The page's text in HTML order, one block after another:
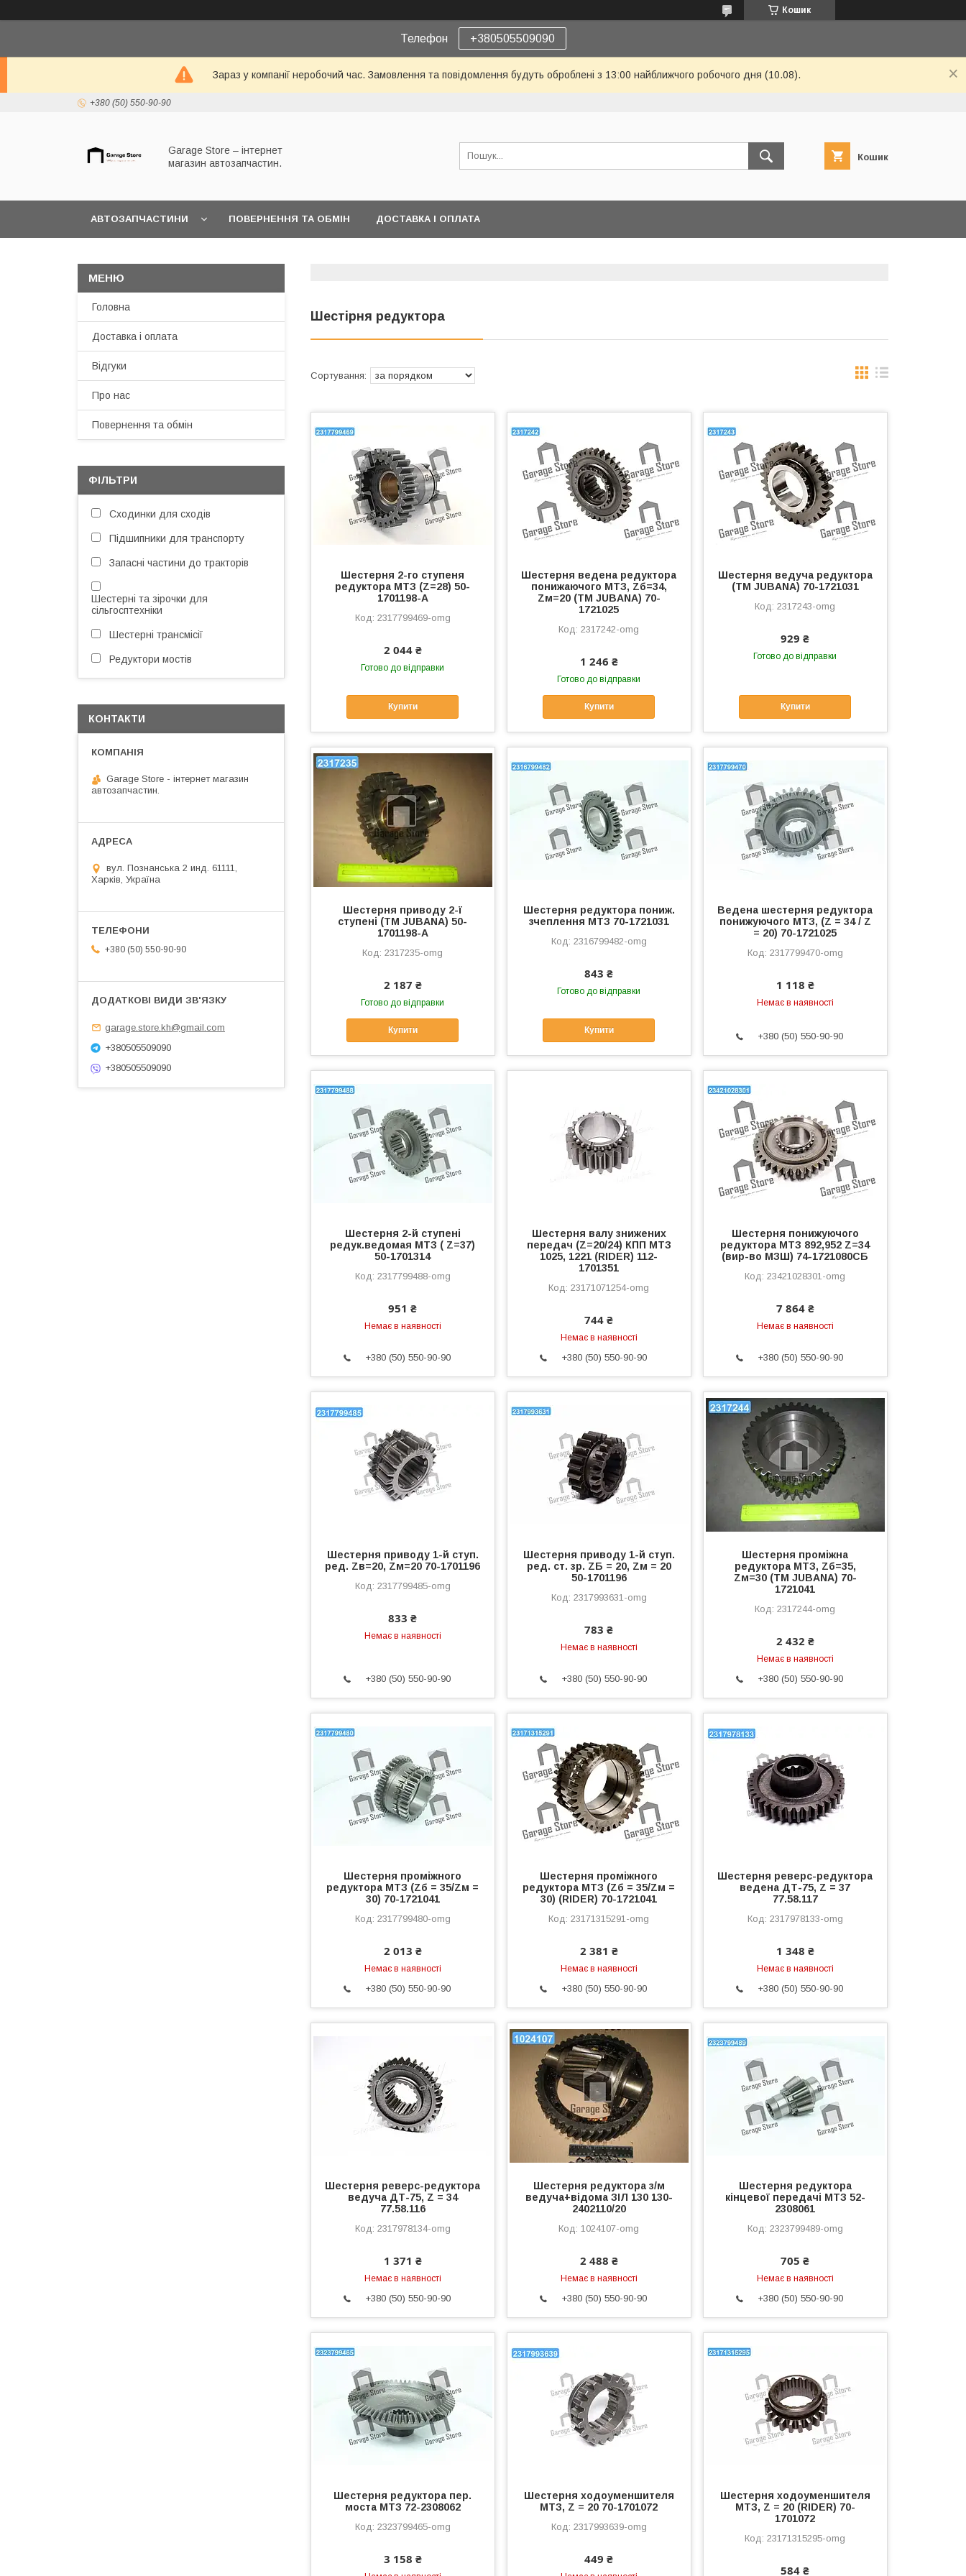
Кошик
Телефон +380505509090
Зараз у компанії неробочий час. Замовлення та повідомлення будуть оброблені з 13:00 найближчого робочого дня (10.08).
+380 (50) 550-90-90
Garage Store – інтернет
магазин автозапчастин.
Кошик
АВТОЗАПЧАСТИНИ ПОВЕРНЕННЯ ТА ОБМІН ДОСТАВКА І ОПЛАТА
Шестірня редуктора
Шестерня 2-го ступеня
редуктора МТЗ (Z=28) 50-
1701198-А
2317799469-omg
2 044 ₴
Готово до відправки
Купити
Шестерня ведена редуктора
понижаючого МТЗ, Zб=34,
Zм=20 (ТМ JUBANA) 70-
1721025
2317242-omg
1 246 ₴
Готово до відправки
Купити
Шестерня ведуча редуктора
(ТМ JUBANA) 70-1721031
2317243-omg
929 ₴
Готово до відправки
Купити
Шестерня приводу 2-ї
ступені (ТМ JUBANA) 50-
1701198-А
2317235-omg
2 187 ₴
Готово до відправки
Купити
Шестерня редуктора пониж.
зчеплення МТЗ 70-1721031
2316799482-omg
843 ₴
Готово до відправки
Купити
Ведена шестерня редуктора
понижуючого МТЗ, (Z = 34 / Z
= 20) 70-1721025
2317799470-omg
1 118 ₴
Немає в наявності
+380 (50) 550-90-90
Шестерня 2-й ступені
редук.ведомая МТЗ ( Z=37)
50-1701314
2317799488-omg
951 ₴
Немає в наявності
+380 (50) 550-90-90
Шестерня валу знижених
передач (Z=20/24) КПП МТЗ
1025, 1221 (RIDER) 112-
1701351
23171071254-omg
744 ₴
Немає в наявності
+380 (50) 550-90-90
Шестерня понижуючого
редуктора МТЗ 892,952 Z=34
(вир-во МЗШ) 74-1721080СБ
23421028301-omg
7 864 ₴
Немає в наявності
+380 (50) 550-90-90
Шестерня приводу 1-й ступ.
ред. Zв=20, Zм=20 70-1701196
2317799485-omg
833 ₴
Немає в наявності
+380 (50) 550-90-90
Шестерня приводу 1-й ступ.
ред. ст. зр. ZБ = 20, Zм = 20
50-1701196
2317993631-omg
783 ₴
Немає в наявності
+380 (50) 550-90-90
Шестерня проміжна
редуктора МТЗ, Zб=35,
Zм=30 (ТМ JUBANA) 70-
1721041
2317244-omg
2 432 ₴
Немає в наявності
+380 (50) 550-90-90
Шестерня проміжного
редуктора МТЗ (Zб = 35/Zм =
30) 70-1721041
2317799480-omg
2 013 ₴
Немає в наявності
+380 (50) 550-90-90
Шестерня проміжного
редуктора МТЗ (Zб = 35/Zм =
30) (RIDER) 70-1721041
23171315291-omg
2 381 ₴
Немає в наявності
+380 (50) 550-90-90
Шестерня реверс-редуктора
ведена ДТ-75, Z = 37
77.58.117
2317978133-omg
1 348 ₴
Немає в наявності
+380 (50) 550-90-90
Шестерня реверс-редуктора
ведуча ДТ-75, Z = 34
77.58.116
2317978134-omg
1 371 ₴
Немає в наявності
+380 (50) 550-90-90
Шестерня редуктора з/м
ведуча+відома ЗІЛ 130 130-
2402110/20
1024107-omg
2 488 ₴
Немає в наявності
+380 (50) 550-90-90
Шестерня редуктора
кінцевої передачі МТЗ 52-
2308061
2323799489-omg
705 ₴
Немає в наявності
+380 (50) 550-90-90
Шестерня редуктора пер.
моста МТЗ 72-2308062
2323799465-omg
3 158 ₴
Шестерня ходоуменшителя
МТЗ, Z = 20 70-1701072
2317993639-omg
449 ₴
Шестерня ходоуменшителя
МТЗ, Z = 20 (RIDER) 70-
1701072
23171315295-omg
584 ₴
Головна
Доставка і оплата
Відгуки
Про нас
Повернення та обмін
ФІЛЬТРИ
Сходинки для сходів
Підшипники для транспорту
Запасні частини до тракторів
Шестерні та зірочки для
сільгосптехніки
Шестерні трансмісії
Редуктори мостів
КОНТАКТИ
Garage Store - інтернет магазин
автозапчастин.
вул. Познанська 2 инд. 61111,
Харків, Україна
+380 (50) 550-90-90
garage.store.kh@gmail.com
+380505509090
+380505509090